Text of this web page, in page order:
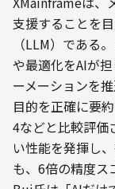
支援することを
（LLM）である
や最適化をAIが
ーメーションを
目的を正確に要
4などと比較評価
い性能を発揮し
も、6倍の精度ス